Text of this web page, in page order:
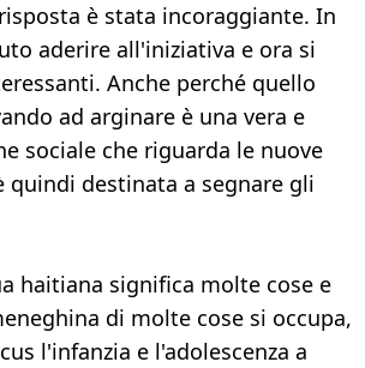
è stata incoraggiante. In
aderire all'iniziativa e ora si
Anche perché quello
ad arginare è una vera e
sociale che riguarda le nuove
quindi destinata a segnare gli
haitiana significa molte cose e
di molte cose si occupa,
l'infanzia e l'adolescenza a